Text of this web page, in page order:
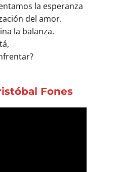
la esperanza
del amor.
la balanza.
Fones